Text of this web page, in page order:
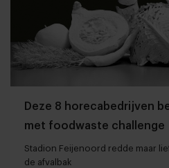
Deze 8 horecabedrijven
met foodwaste challenge
Stadion Feijenoord redde maar
de afvalbak